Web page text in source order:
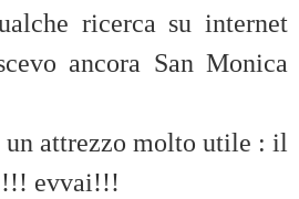
ricerca su internet
ancora San Monica
un attrezzo molto utile : il
evvai!!!